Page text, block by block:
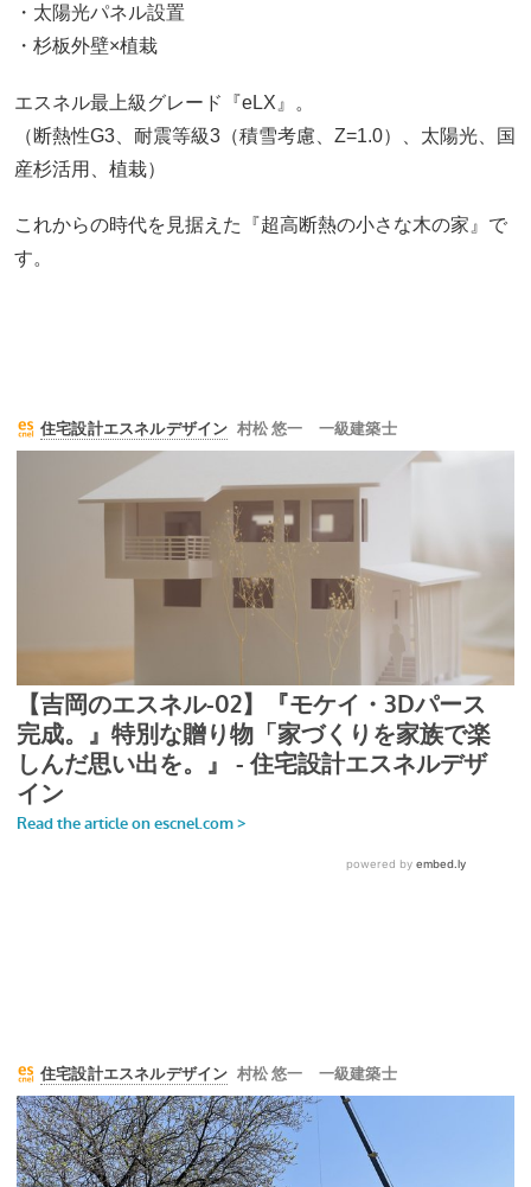
・太陽光パネル設置
・杉板外壁×植栽
エスネル最上級グレード『eLX』。
（断熱性G3、耐震等級3（積雪考慮、Z=1.0）、太陽光、国
産杉活用、植栽）
これからの時代を見据えた『超高断熱の小さな木の家』で
す。